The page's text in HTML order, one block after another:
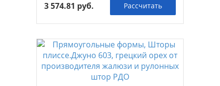
3 574.81 руб. Рассчитать